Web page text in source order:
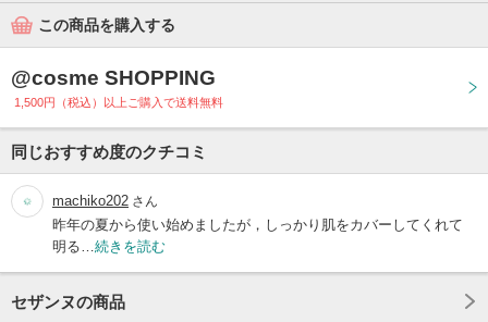
この商品を購入する
@cosme SHOPPING
1,500円（税込）以上ご購入で送料無料
同じおすすめ度のクチコミ
machiko202 さん
昨年の夏から使い始めましたが，しっかり肌をカバーしてくれて
明る… 続きを読む
セザンヌの商品